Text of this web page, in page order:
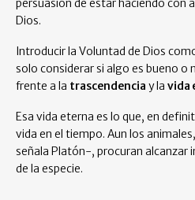
Dios.
Introducir la Voluntad de Dios
solo considerar si algo es bueno o
frente a la trascendencia y la vida
Esa vida eterna es lo que, en
vida en el tiempo. Aun los
señala Platón-, procuran alcanzar
de la especie.